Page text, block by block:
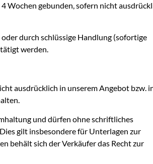
Wochen gebunden, sofern nicht
durch schlüssige Handlung (sofortige
werden.
ausdrücklich in unserem Angebot bzw.
und dürfen ohne schriftliches
gilt insbesondere für Unterlagen zur
behält sich der Verkäufer das Recht zur